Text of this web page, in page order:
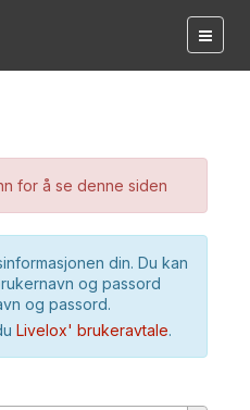
for å se denne siden
din. Du kan
og passord
og passord.
Livelox' brukeravtale.